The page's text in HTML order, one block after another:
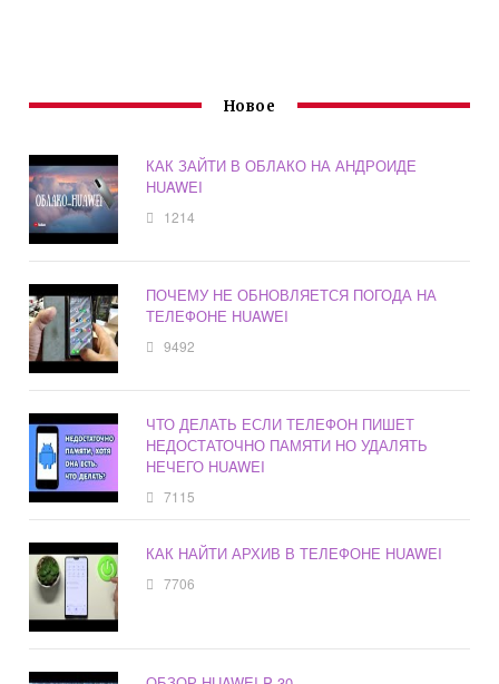
Новое
КАК ЗАЙТИ В ОБЛАКО НА АНДРОИДЕ
HUAWEI
1214
ПОЧЕМУ НЕ ОБНОВЛЯЕТСЯ ПОГОДА НА
ТЕЛЕФОНЕ HUAWEI
9492
ЧТО ДЕЛАТЬ ЕСЛИ ТЕЛЕФОН ПИШЕТ
НЕДОСТАТОЧНО ПАМЯТИ НО УДАЛЯТЬ
НЕЧЕГО HUAWEI
7115
КАК НАЙТИ АРХИВ В ТЕЛЕФОНЕ HUAWEI
7706